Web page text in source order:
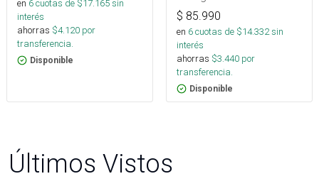
en 6cuotas de $17.165sin
interés
ahorras $4.120 por
transferencia.
Disponible
$ 85.990
en 6cuotas de $14.332sin
interés
ahorras $3.440 por
transferencia.
Disponible
Últimos Vistos